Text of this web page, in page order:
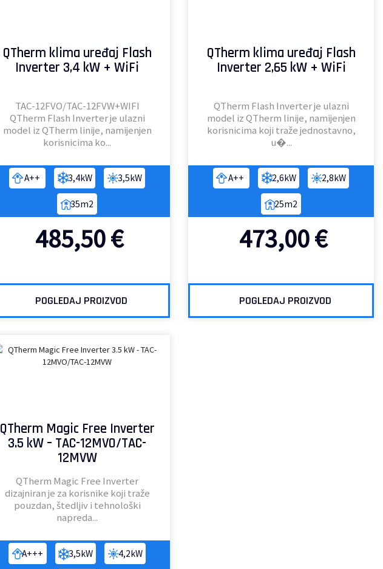
QTherm klima uređaj Flash
Inverter 3,4 kW + WiFi
A++ 3,4kW 3,5kW
35m2
TAC-12FVO/TAC-12FVW+WIFI
QTherm Flash Inverter je ulazni
model iz QTherm linije, namijenjen
korisnicima ko...
POGLEDAJ PROIZVOD
485,50€
QTherm klima uređaj Flash
Inverter 2,65 kW + WiFi
A++ 2,6kW 2,8kW
25m2
QTherm Flash Inverter je ulazni
model iz QTherm linije, namijenjen
korisnicima koji traže jednostavno,
u�...
POGLEDAJ PROIZVOD
473,00€
QTherm Magic Free Inverter
3.5 kW – TAC-12MVO/TAC-
12MVW
A+++ 3,5kW 4,2kW
QTherm Magic Free Inverter
dizajniran je za korisnike koji traže
pouzdan, štedljiv i tehnološki
napreda...